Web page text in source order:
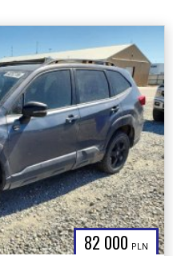
82 000 PLN